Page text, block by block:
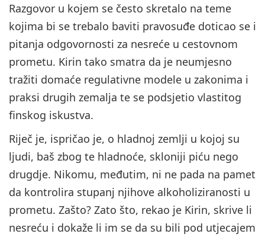
Razgovor u kojem se često skretalo na teme
kojima bi se trebalo baviti pravosuđe doticao se i
pitanja odgovornosti za nesreće u cestovnom
prometu. Kirin tako smatra da je neumjesno
tražiti domaće regulativne modele u zakonima i
praksi drugih zemalja te se podsjetio vlastitog
finskog iskustva.
Riječ je, ispričao je, o hladnoj zemlji u kojoj su
ljudi, baš zbog te hladnoće, skloniji piću nego
drugdje. Nikomu, međutim, ni ne pada na pamet
da kontrolira stupanj njihove alkoholiziranosti u
prometu. Zašto? Zato što, rekao je Kirin, skrive li
nesreću i dokaže li im se da su bili pod utjecajem